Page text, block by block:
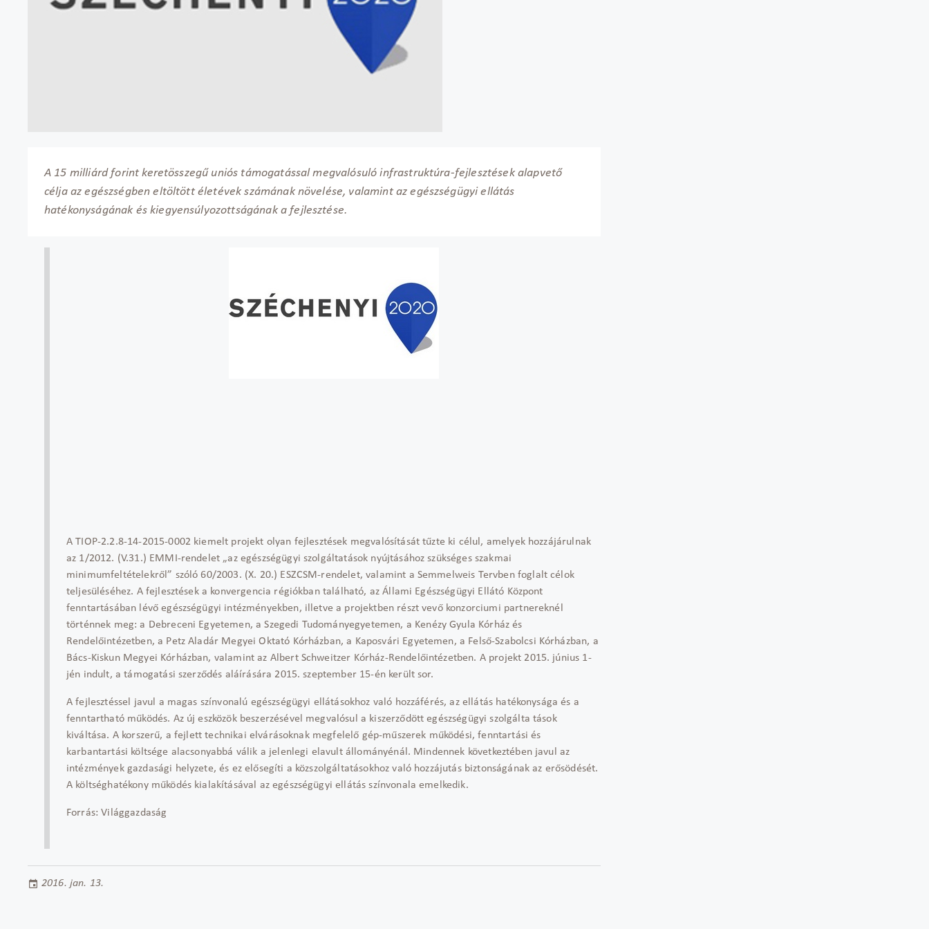
A 15 milliárd forint keretösszegű uniós támogatással megvalósuló infrastruktúra-fejlesztések alapvető
célja az egészségben eltöltött életévek számának növelése, valamint az egészségügyi ellátás
hatékonyságának és kiegyensúlyozottságának a fejlesztése.
A TIOP-2.2.8-14-2015-0002 kiemelt projekt olyan fejlesztések megvalósítását tűzte ki célul, amelyek hozzájárulnak
az 1/2012. (V.31.) EMMI-rendelet „az egészségügyi szolgáltatások nyújtásához szükséges szakmai
minimumfeltételekről” szóló 60/2003. (X. 20.) ESZCSM-rendelet, valamint a Semmelweis Tervben foglalt célok
teljesüléséhez. A fejlesztések a konvergencia régiókban található, az Állami Egészségügyi Ellátó Központ
fenntartásában lévő egészségügyi intézményekben, illetve a projektben részt vevő konzorciumi partnereknél
történnek meg: a Debreceni Egyetemen, a Szegedi Tudományegyetemen, a Kenézy Gyula Kórház és
Rendelőintézetben, a Petz Aladár Megyei Oktató Kórházban, a Kaposvári Egyetemen, a Felső-Szabolcsi Kórházban, a
Bács-Kiskun Megyei Kórházban, valamint az Albert Schweitzer Kórház-Rendelőintézetben. A projekt 2015. június 1-
jén indult, a támogatási szerződés aláírására 2015. szeptember 15-én került sor.
A fejlesztéssel javul a magas színvonalú egészségügyi ellátásokhoz való hozzáférés, az ellátás hatékonysága és a
fenntartható működés. Az új eszközök beszerzésével megvalósul a kiszerződött egészségügyi szolgálta tások
kiváltása. A korszerű, a fejlett technikai elvárásoknak megfelelő gép-műszerek működési, fenntartási és
karbantartási költsége alacsonyabbá válik a jelenlegi elavult állományénál. Mindennek következtében javul az
intézmények gazdasági helyzete, és ez elősegíti a közszolgáltatásokhoz való hozzájutás biztonságának az erősödését.
A költséghatékony működés kialakításával az egészségügyi ellátás színvonala emelkedik.
Forrás: Világgazdaság
2016. jan. 13.